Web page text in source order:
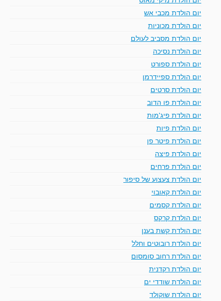
יום הולדת מכבי אש
יום הולדת מכוניות
יום הולדת מסביב לעולם
יום הולדת נסיכה
יום הולדת ספורט
יום הולדת ספיידרמן
יום הולדת סרטים
יום הולדת פו הדוב
יום הולדת פיג'מות
יום הולדת פיות
יום הולדת פיטר פן
יום הולדת פיצה
יום הולדת פרחים
יום הולדת צעצוע של סיפור
יום הולדת קאובוי
יום הולדת קסמים
יום הולדת קרקס
יום הולדת קשת בענן
יום הולדת רובוטים וחלל
יום הולדת רחוב סומסום
יום הולדת רקדנית
יום הולדת שודדי ים
יום הולדת שוקולד